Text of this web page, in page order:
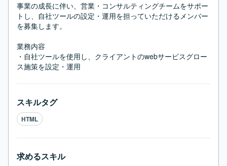
事業の成長に伴い、営業・コンサルティングチームをサポー
トし、自社ツールの設定・運用を担っていただけるメンバー
を募集します。
業務内容
・自社ツールを使用し、クライアントのwebサービスグロー
ス施策を設定・運用
スキルタグ
HTML
求めるスキル